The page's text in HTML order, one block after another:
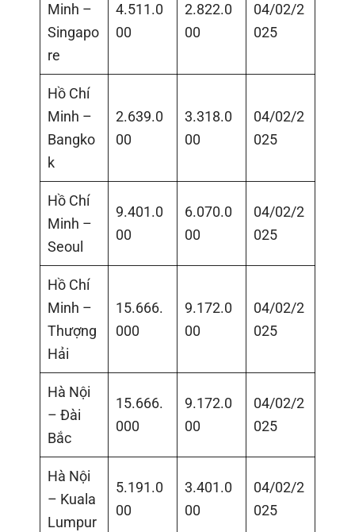
Minh –
Singapo
re
4.511.0
00
2.822.0
00
04/02/2
025
Hồ Chí
Minh –
Bangko
k
2.639.0
00
3.318.0
00
04/02/2
025
Hồ Chí
Minh –
Seoul
9.401.0
00
6.070.0
00
04/02/2
025
Hồ Chí
Minh –
Thượng
Hải
15.666.
000
9.172.0
00
04/02/2
025
Hà Nội
– Đài
Bắc
15.666.
000
9.172.0
00
04/02/2
025
Hà Nội
– Kuala
Lumpur
5.191.0
00
3.401.0
00
04/02/2
025